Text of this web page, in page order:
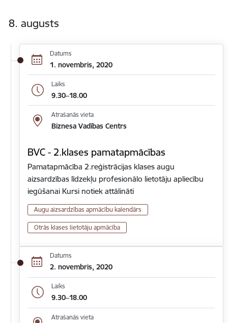
8. augusts
Datums
1. novembris, 2020
Laiks
9.30–18.00
Atrašanās vieta
Biznesa Vadības Centrs
BVC - 2.klases pamatapmācības
Pamatapmācība 2.reģistrācijas klases augu
aizsardzības līdzekļu profesionālo lietotāju apliecību
iegūšanai Kursi notiek attālināti
Augu aizsardzības apmācību kalendārs
Otrās klases lietotāju apmācība
Datums
2. novembris, 2020
Laiks
9.30–18.00
Atrašanās vieta